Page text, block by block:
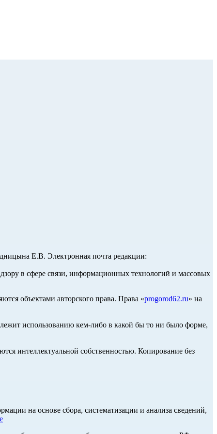
Е.В. Электронная почта редакции:
в сфере связи, информационных технологий и массовых
объектами авторского права. Права «progorod62.ru» на
использованию кем-либо в какой бы то ни было форме,
интеллектуальной собственностью. Копирование без
на основе сбора, систематизации и анализа сведений,